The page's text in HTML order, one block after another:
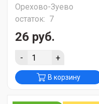
Орехово-Зуево
остаток: 7
26 руб.
- +
В корзину